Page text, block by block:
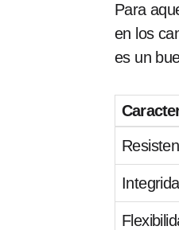
Para
en los
es un